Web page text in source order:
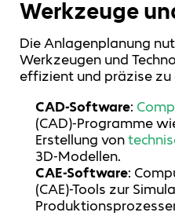
Werkzeuge
Die Anlagenplanung
Werkzeugen und
effizient und präzise zu
CAD-Software:
(CAD)-Programme
Erstellung von
3D-Modellen.
CAE-Software:
(CAE)-Tools zur